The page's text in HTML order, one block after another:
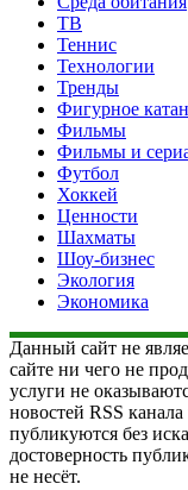
ТВ
Теннис
Технологии
Тренды
Фигурное
Фильмы
Фильмы и
Футбол
Хоккей
Ценности
Шахматы
Шоу-бизнес
Экология
Экономика
Данный сайт не
сайте ни чего не
услуги не
новостей RSS
публикуются без
достоверность
не несёт.